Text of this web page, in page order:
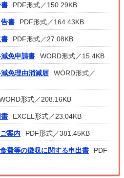
PDF形式／150.29KB
書 PDF形式／164.43KB
PDF形式／27.08KB
免申請書 WORD形式／15.4KB
免理由消滅届
WORD形式／
形式／208.16KB
EXCEL形式／23.04KB
案内 PDF形式／381.45KB
費等の徴収に関する申出書
PDF